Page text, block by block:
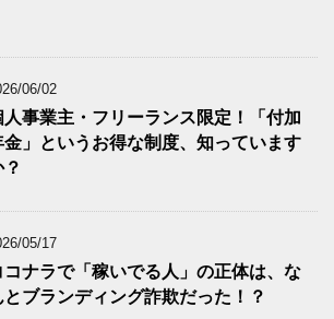
06/02
人事業主・フリーランス限定！「付加
金」というお得な制度、知っています
05/17
コナラで「稼いでる人」の正体は、な
とブランディング詐欺だった！？